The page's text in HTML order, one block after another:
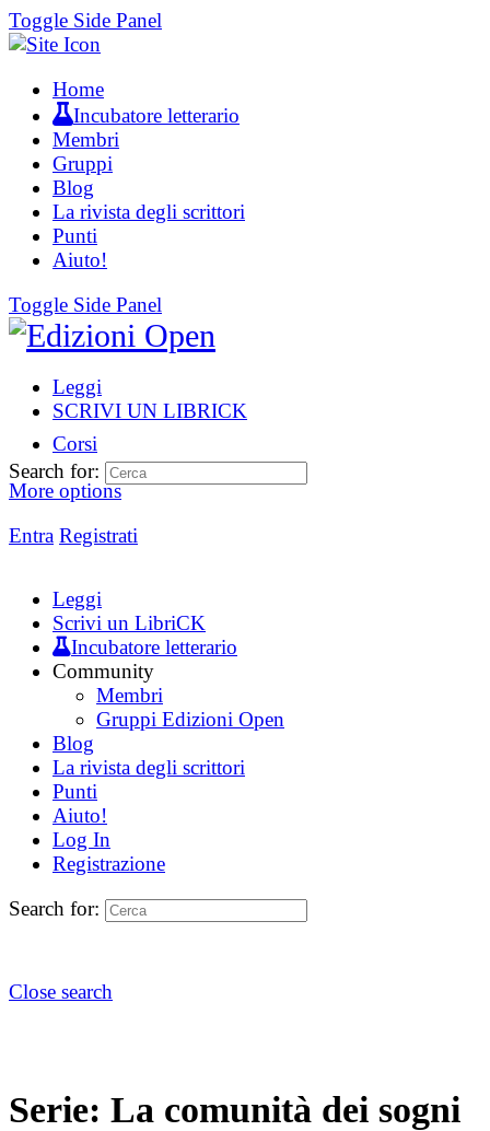
Toggle Side Panel
Home
Incubatore letterario
Membri
Gruppi
Blog
La rivista degli scrittori
Punti
Aiuto!
Toggle Side Panel
Leggi
SCRIVI UN LIBRICK
Corsi
More options
Entra Registrati
Search for:
Leggi
Scrivi un LibriCK
Incubatore letterario
Community
Membri
Gruppi Edizioni Open
Blog
La rivista degli scrittori
Punti
Aiuto!
Log In
Registrazione
Search for:
Close search
Serie: La comunità dei sogni